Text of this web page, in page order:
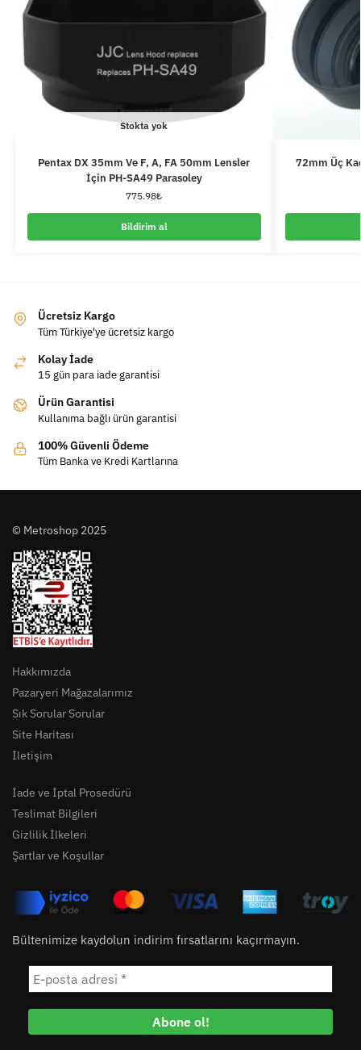
Stokta yok
Pentax DX 35mm Ve F, A, FA 50mm Lensler
İçin PH-SA49 Parasoley
775.98₺
Bildirim al
72mm Üç
Ücretsiz Kargo
Tüm Türkiye'ye ücretsiz kargo
Kolay İade
15 gün para iade garantisi
Ürün Garantisi
Kullanıma bağlı ürün garantisi
100% Güvenli Ödeme
Tüm Banka ve Kredi Kartlarına
© Metroshop 2025
Hakkımızda
Pazaryeri Mağazalarımız
Sık Sorular Sorular
Site Haritası
İletişim
İade ve İptal Prosedürü
Teslimat Bilgileri
Gizlilik İlkeleri
Şartlar ve Koşullar
Bültenimize kaydolun indirim fırsatlarını kaçırmayın.